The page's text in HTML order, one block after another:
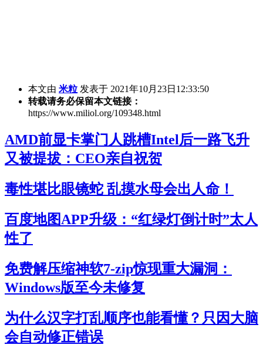
本文由 米粒 发表于 2021年10月23日12:33:50
转载请务必保留本文链接：
https://www.miliol.org/109348.html
AMD前显卡掌门人跳槽Intel后一路飞升
又被提拔：CEO亲自祝贺
毒性堪比眼镜蛇 乱摸水母会出人命！
百度地图APP升级：“红绿灯倒计时”太人
性了
免费解压缩神软7-zip惊现重大漏洞：
Windows版至今未修复
为什么汉字打乱顺序也能看懂？只因大脑
会自动修正错误